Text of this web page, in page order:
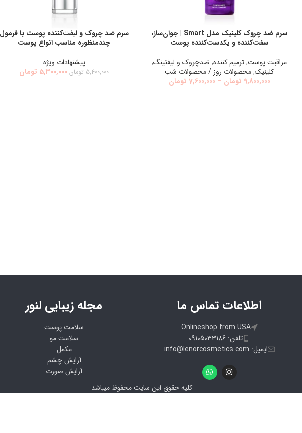
انتخاب گزینه ها
سرم ضد چروک کلینیک مدل Smart | جوان‌ساز،
سفت‌کننده و یکدست‌کننده پوست
مراقبت پوست,ترميم كننده, ضدچروك و ليفتينگ,
كلينيك,محصولات روز / محصولات شب
9,800,000 تومان –
7,600,000 تومان
اطلاعات بیشتر
سرم ضد چروک و لیفت‌کننده پوست با فرمول
چندمنظوره مناسب انواع پوست
پیشنهادات ویژه
5,400,000 تومان 5,300,000 تومان
اطلاعات تماس ما
Onlineshop from USA
تلفن: 09105033186
ایمیل: info@lenorcosmetics.com
مجله زیبایی لنور
سلامت پوست
سلامت مو
مکمل
آرایش چشم
آرایش صورت
کلیه حقوق این سایت محفوظ میباشد